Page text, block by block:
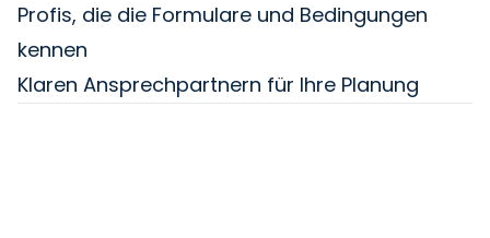
Profis, die die Formulare und Bedingungen
kennen
Klaren Ansprechpartnern für Ihre Planung